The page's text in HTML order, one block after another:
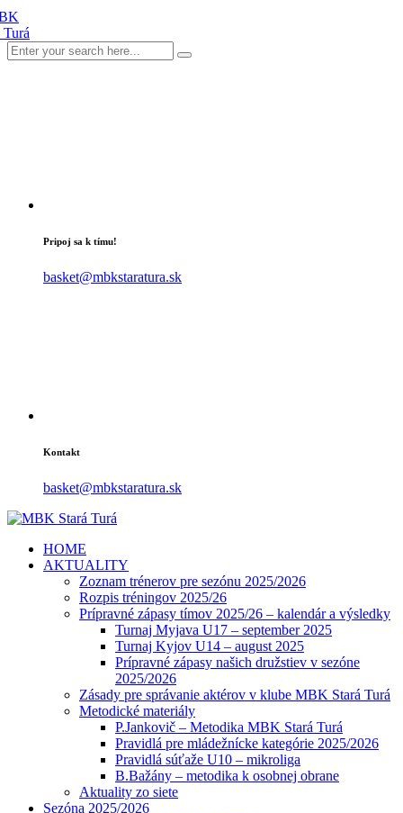
Pripoj sa k tímu!
basket@mbkstaratura.sk
Kontakt
basket@mbkstaratura.sk
HOME
AKTUALITY
Zoznam trénerov pre sezónu 2025/2026
Rozpis tréningov 2025/26
Prípravné zápasy tímov 2025/26 – kalendár a výsledky
Turnaj Myjava U17 – september 2025
Turnaj Kyjov U14 – august 2025
Prípravné zápasy našich družstiev v sezóne
2025/2026
Zásady pre správanie aktérov v klube MBK Stará Turá
Metodické materiály
P.Jankovič – Metodika MBK Stará Turá
Pravidlá pre mládežnícke kategórie 2025/2026
Pravidlá súťaže U10 – mikroliga
B.Bažány – metodika k osobnej obrane
Aktuality zo siete
Sezóna 2025/2026